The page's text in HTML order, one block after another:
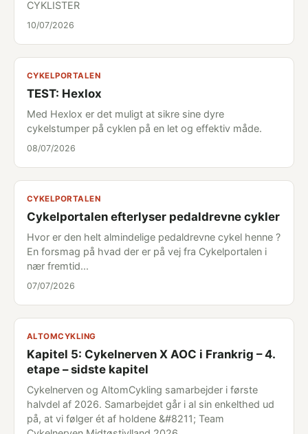
CYKLISTER
10/07/2026
CYKELPORTALEN
TEST: Hexlox
Med Hexlox er det muligt at sikre sine dyre
cykelstumper på cyklen på en let og effektiv måde.
08/07/2026
CYKELPORTALEN
Cykelportalen efterlyser pedaldrevne cykler
Hvor er den helt almindelige pedaldrevne cykel henne ?
En forsmag på hvad der er på vej fra Cykelportalen i
nær fremtid...
07/07/2026
ALTOMCYKLING
Kapitel 5: Cykelnerven X AOC i Frankrig – 4.
etape – sidste kapitel
Cykelnerven og AltomCykling samarbejder i første
halvdel af 2026. Samarbejdet går i al sin enkelthed ud
på, at vi følger ét af holdene &#8211; Team